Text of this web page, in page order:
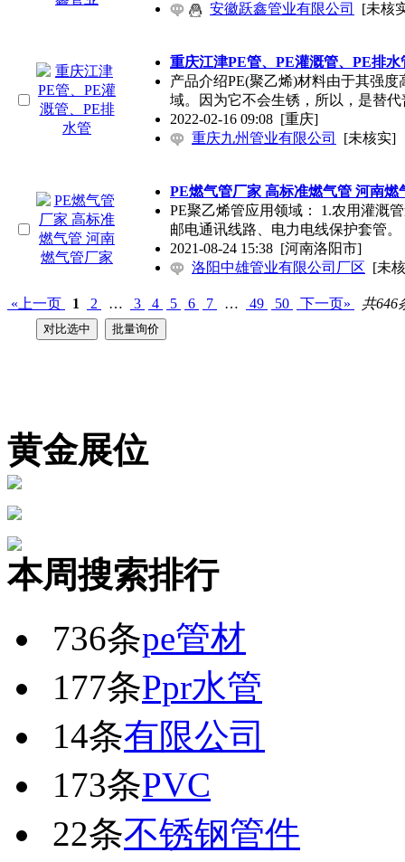
安徽跃鑫管业有限公司 [未核
重庆江津PE管、PE灌溉管、PE排水
产品介绍PE(聚乙烯)材料由于其强
域。因为它不会生锈，所以，是替代
2022-02-16 09:08 [重庆]
重庆九州管业有限公司
[未核实]
PE燃气管厂家 高标准燃气管 河南燃
PE聚乙烯管应用领域： 1.农用灌
邮电通讯线路、电力电线保护套管
2021-08-24 15:38 [河南洛阳市]
洛阳中雄管业有限公司厂区 [未
«上一页 1 2 … 3 4 5 6 7 … 49 50 下一页» 共646
黄金展位
本周搜索排行
736条pe管材
177条Ppr水管
14条有限公司
173条PVC
22条不锈钢管件